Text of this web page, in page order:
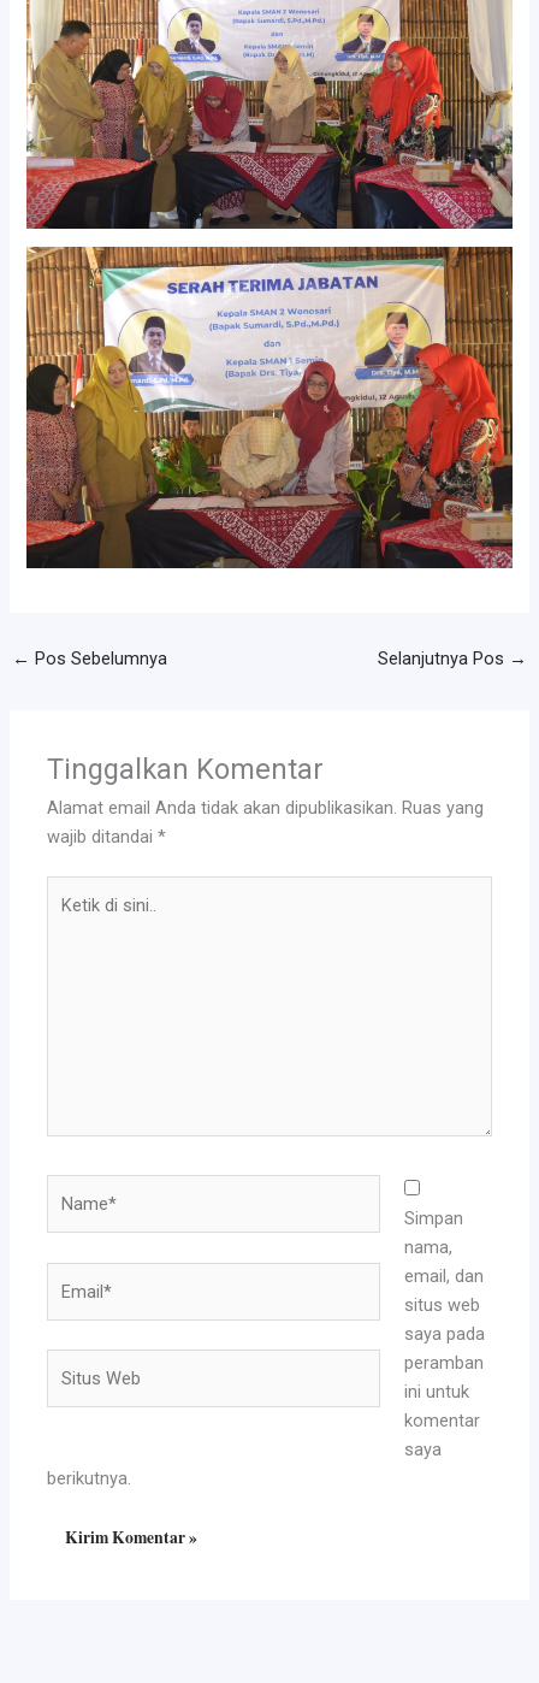
← Pos Sebelumnya Selanjutnya Pos →
Tinggalkan Komentar
Alamat email Anda tidak akan dipublikasikan. Ruas yang
wajib ditandai*
Web
Simpan
nama,
email, dan
situs web
saya pada
peramban
ini untuk
komentar
saya
berikutnya.